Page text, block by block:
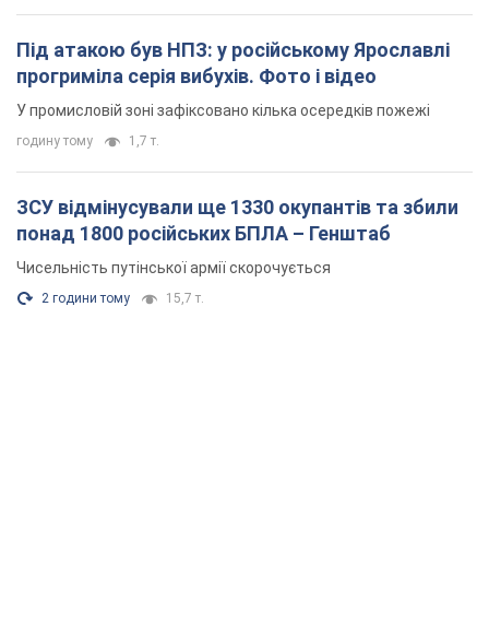
Під атакою був НПЗ: у російському Ярославлі
прогриміла серія вибухів. Фото і відео
У промисловій зоні зафіксовано кілька осередків пожежі
годину тому 1,7 т.
ЗСУ відмінусували ще 1330 окупантів та збили
понад 1800 російських БПЛА – Генштаб
Чисельність путінської армії скорочується
2 години тому 15,7 т.